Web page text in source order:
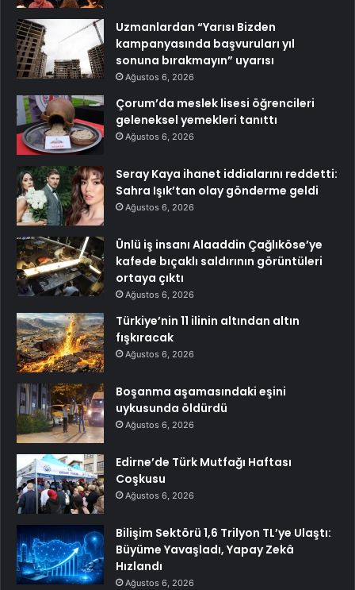
Uzmanlardan “Yarısı Bizden
kampanyasında başvuruları yıl
sonuna bırakmayın” uyarısı
Ağustos 6, 2026
Çorum’da meslek lisesi öğrencileri
geleneksel yemekleri tanıttı
Ağustos 6, 2026
Seray Kaya ihanet iddialarını reddetti:
Sahra Işık’tan olay gönderme geldi
Ağustos 6, 2026
Ünlü iş insanı Alaaddin Çağlıköse’ye
kafede bıçaklı saldırının görüntüleri
ortaya çıktı
Ağustos 6, 2026
Türkiye’nin 11 ilinin altından altın
fışkıracak
Ağustos 6, 2026
Boşanma aşamasındaki eşini
uykusunda öldürdü
Ağustos 6, 2026
Edirne’de Türk Mutfağı Haftası
Coşkusu
Ağustos 6, 2026
Bilişim Sektörü 1,6 Trilyon TL’ye Ulaştı:
Büyüme Yavaşladı, Yapay Zekâ
Hızlandı
Ağustos 6, 2026